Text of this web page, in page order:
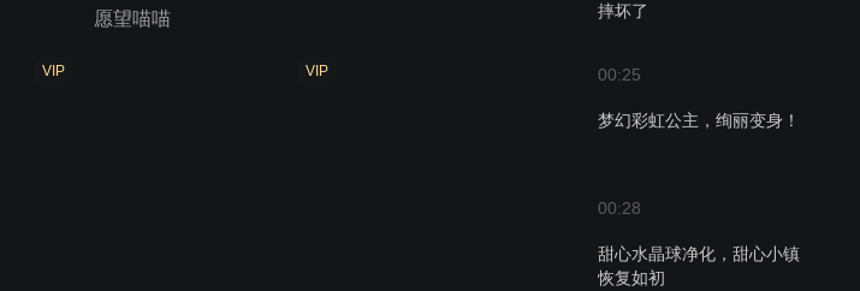
摔坏了
00:25
梦幻彩虹公主，绚丽变身！
00:28
甜心水晶球净化，甜心小镇
恢复如初
愿望喵喵
VIP VIP